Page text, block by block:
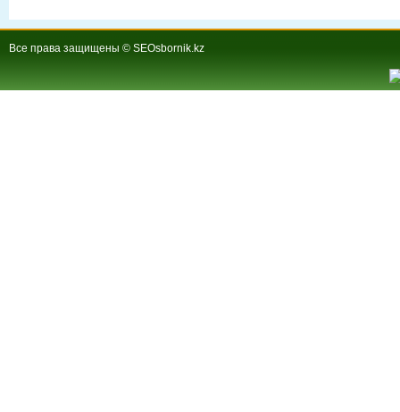
Все права защищены © SEOsbornik.kz